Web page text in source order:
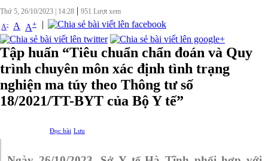
Thứ 5, 26/10/2023 14:28 | 951 Lượt xem
A- A A+ |
Tập huấn “Tiêu chuẩn chẩn đoán và Quy
trình chuyên môn xác định tình trạng
nghiện ma túy theo Thông tư số
18/2021/TT-BYT của Bộ Y tế”
Đọc bài Lưu